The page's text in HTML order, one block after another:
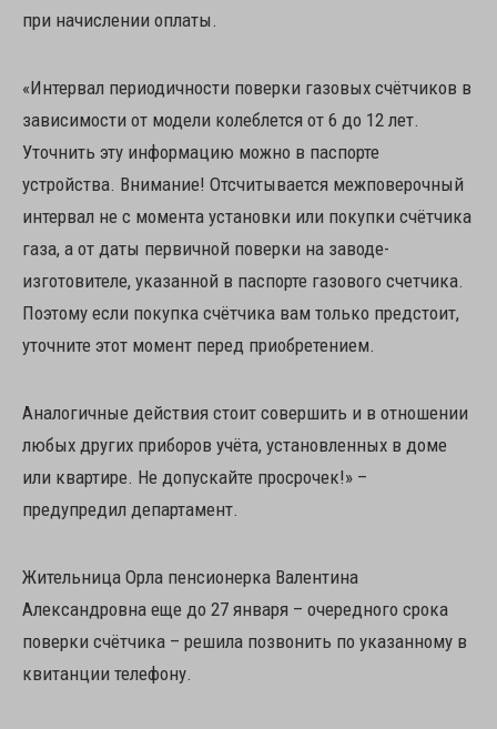
при начислении оплаты.
«Интервал периодичности поверки газовых счётчиков в
зависимости от модели колеблется от 6 до 12 лет.
Уточнить эту информацию можно в паспорте
устройства. Внимание! Отсчитывается межповерочный
интервал не с момента установки или покупки счётчика
газа, а от даты первичной поверки на заводе-
изготовителе, указанной в паспорте газового счетчика.
Поэтому если покупка счётчика вам только предстоит,
уточните этот момент перед приобретением.
Аналогичные действия стоит совершить и в отношении
любых других приборов учёта, установленных в доме
или квартире. Не допускайте просрочек!» –
предупредил департамент.
Жительница Орла пенсионерка Валентина
Александровна еще до 27 января – очередного срока
поверки счётчика – решила позвонить по указанному в
квитанции телефону.